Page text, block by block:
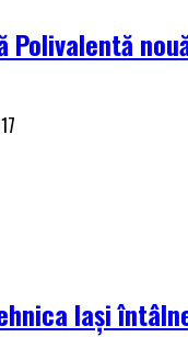
Polivalentă
Iași